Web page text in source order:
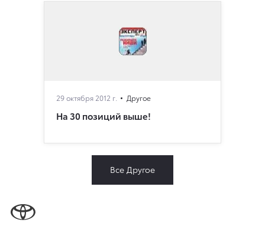
29 октября 2012 г. Другое
На 30 позиций выше!
Все Другое